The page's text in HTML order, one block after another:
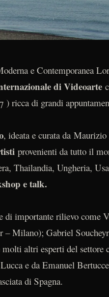
e Contemporanea
di Videoarte
) ricca di grandi
, ideata e curata da
provenienti da tutto il
Thailandia, Ungheria,
e talk.
di importante rilievo come
Milano); Gabriel
altri esperti del settore
e da Emanuel
di Spagna.